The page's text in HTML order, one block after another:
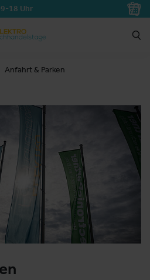
18 Uhr
SUCHEN
Anfahrt & Parken